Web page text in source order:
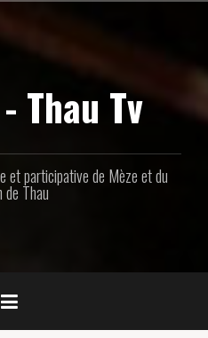
Thau Tv
et participative de Mèze et du
de Thau